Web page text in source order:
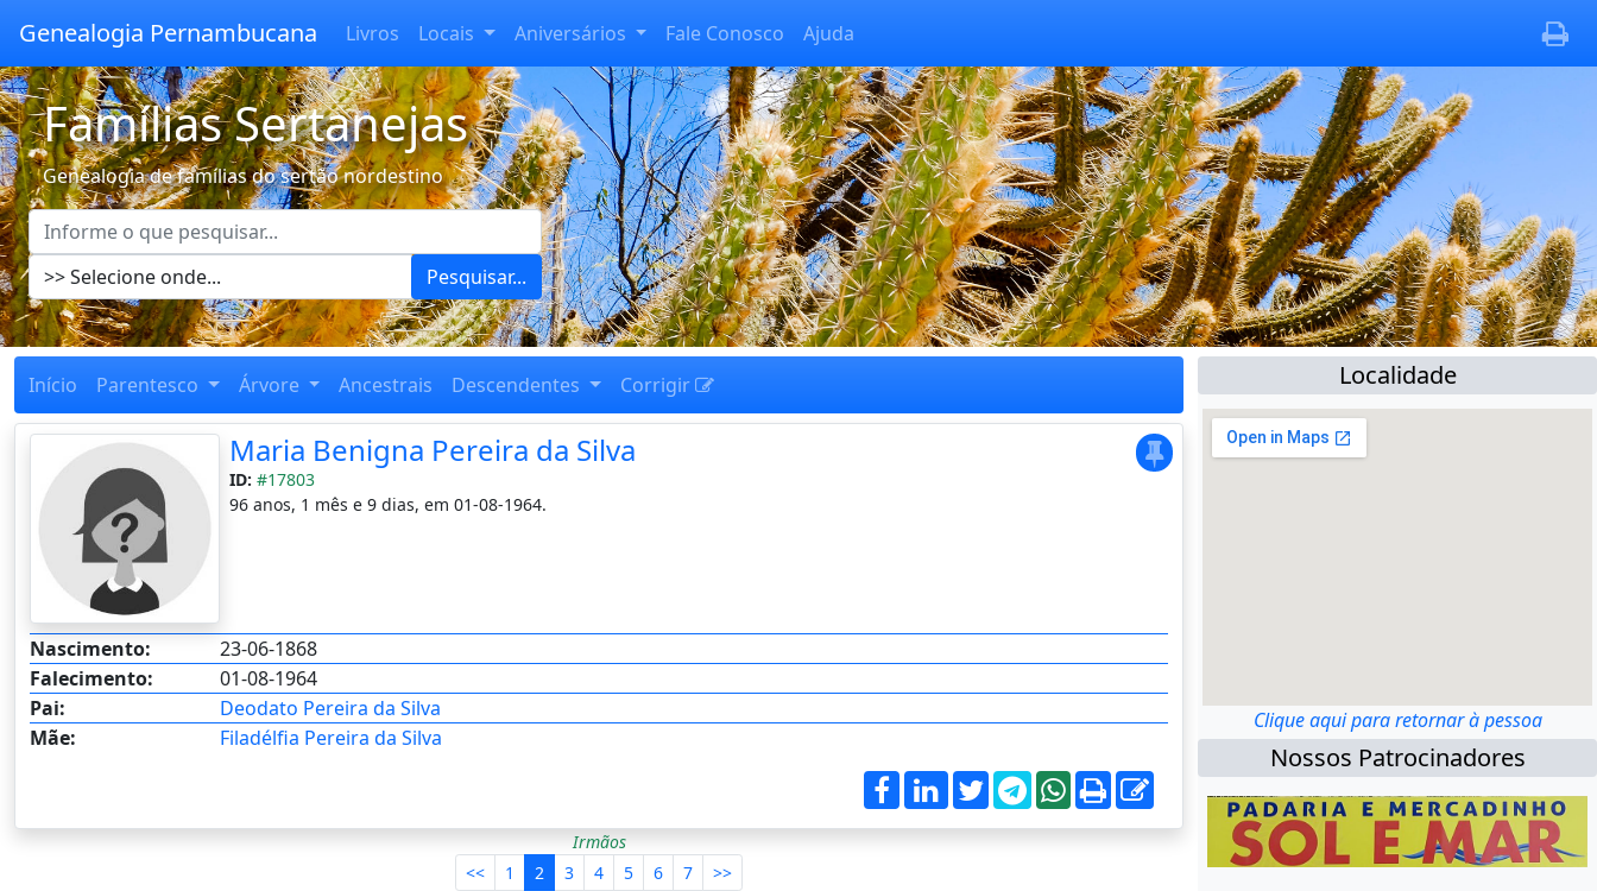
Genealogia Pernambucana Livros Locais Aniversários Fale Conosco Ajuda
Famílias Sertanejas
Genealogia de famílias do sertão nordestino
Pesquisar...
Início Parentesco Árvore Ancestrais Descendentes Corrigir
Maria Benigna Pereira da Silva
ID: #17803
96 anos, 1 mês e 9 dias, em 01-08-1964.
Nascimento:
23-06-1868
Falecimento:
01-08-1964
Pai:
Deodato Pereira da Silva
Mãe:
Filadélfia Pereira da Silva
Irmãos
<<
1 2 3 4 5 6 7 >>
Localidade
Clique aqui para retornar à pessoa
Nossos Patrocinadores